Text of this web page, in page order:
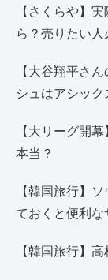
【さくらや】
ら？売りたい人
【大谷翔平さ
シュはアシック
【大リーグ開
本当？
【韓国旅行】
ておくと便利な
【韓国旅行】